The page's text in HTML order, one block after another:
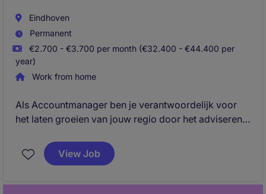
Eindhoven
Permanent
€2.700 - €3.700 per month (€32.400 - €44.400 per
year)
Work from home
Als Accountmanager ben je verantwoordelijk voor
het laten groeien van jouw regio door het adviseren
technische oplossingen aan B2B-klanten. Je
combineert new business met het uitbouwen van
View Job